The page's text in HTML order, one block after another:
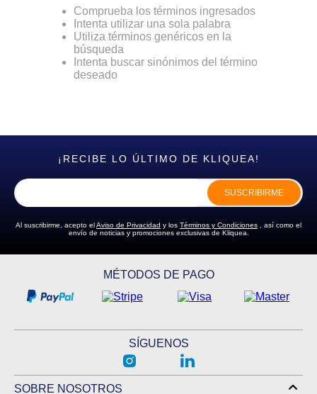
Comprueba los términos ingresados
Intenta utilizar una sola palabra
Utiliza términos genéricos en la
búsqueda
Intenta buscar sinónimos del término
deseado
¡RECIBE LO ÚLTIMO DE KLIQUEA!
SUSCRIBIRME
Al suscribirme, acepto elAviso de Privacidad y los Términos y Condiciones , así como el
envío de noticias y promociones exclusivas de Kliquea.
MÉTODOS DE PAGO
SÍGUENOS
SOBRE NOSOTROS